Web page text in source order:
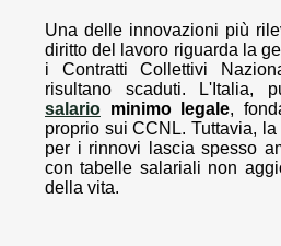
Una delle innovazioni più
diritto del lavoro riguarda la
i Contratti Collettivi
risultano scaduti. L'Italia,
salario minimo legale,
proprio sui CCNL. Tuttavia,
per i rinnovi lascia spesso
con tabelle salariali non
della vita.